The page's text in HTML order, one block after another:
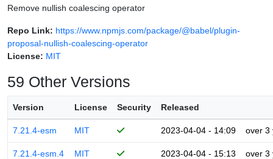
Remove nullish coalescing operator
Repo Link: https://www.npmjs.com/package/@babel/plugin-
proposal-nullish-coalescing-operator
License: MIT
59 Other Versions
Version License Security Released
7.21.4-esm MIT 2023-04-04 - 14:09 over 3
7.21.4-esm.4 MIT 2023-04-04 - 15:13 over 3